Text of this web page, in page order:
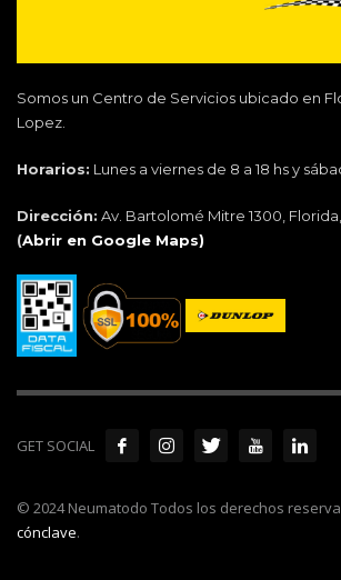
Somos un Centro de Servicios ubicado en
Lopez.
Horarios: Lunes a viernes de 8 a 18 hs y
Dirección: Av. Bartolomé Mitre 1300,
(Abrir en Google Maps)
GET SOCIAL
© 2024 Neumatodo Todos los derechos
cónclave.